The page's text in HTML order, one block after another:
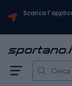
Scarica